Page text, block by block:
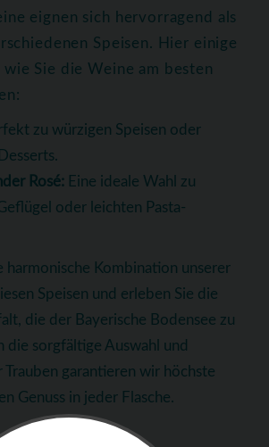
eignen sich hervorragend als
Speisen. Hier einige
wie Sie die Weine am besten
zu würzigen Speisen oder
Rosé: Eine ideale Wahl zu
oder leichten Pasta-
harmonische Kombination unserer
Speisen und erleben Sie die
die der Bayerische Bodensee zu
die sorgfältige Auswahl und
garantieren wir höchste
Genuss in jeder Flasche.